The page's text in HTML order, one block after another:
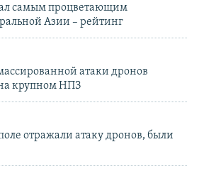
самым процветающим
Азии – рейтинг
атаки дронов
крупном НПЗ
отражали атаку дронов, были